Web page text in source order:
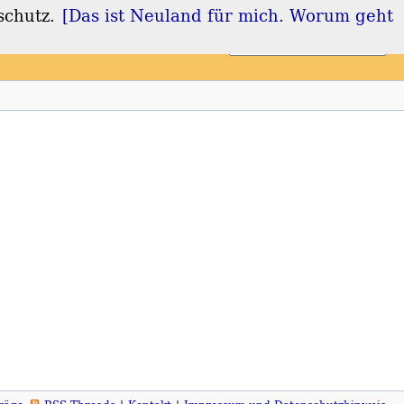
Login Registrieren
[Das ist Neuland für mich. Worum geht